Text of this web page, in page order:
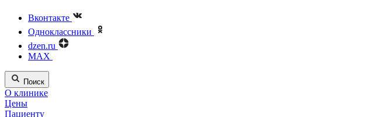
Вконтакте
Одноклассники
dzen.ru
MAX
Поиск
О клинике
Цены
Пациенту